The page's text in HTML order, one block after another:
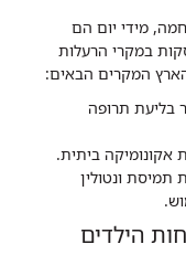
מידי יום הם
במקרי הרעלות
המקרים הבאים:
בליעת תרופה
אקונומיקה ביתית.
תמיסת ונטולין
הילדים